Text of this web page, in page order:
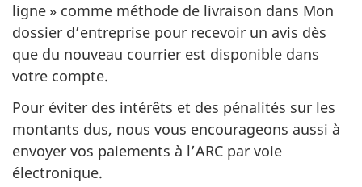
ligne » comme méthode de livraison dans Mon
dossier d’entreprise pour recevoir un avis dès
que du nouveau courrier est disponible dans
votre compte.
Pour éviter des intérêts et des pénalités sur les
montants dus, nous vous encourageons aussi à
envoyer vos paiements à l’ARC par voie
électronique.